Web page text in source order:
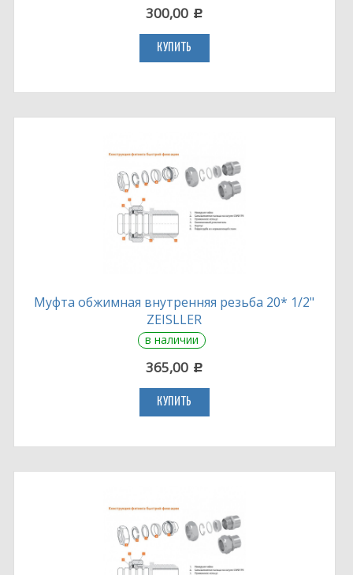
300,00 c
КУПИТЬ
Муфта обжимная внутренняя резьба 20* 1/2"
ZEISLLER
в наличии
365,00 c
КУПИТЬ